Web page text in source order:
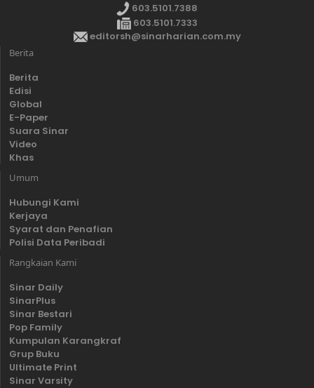
603.5101.7388
603.5101.7333
editorsh@sinarharian.com.my
Berita
Berita
Edisi
Global
E-Paper
Suara Sinar
Video
Khas
Umum
Hubungi Kami
Kerjaya
Syarat dan Penafian
Polisi Data Peribadi
Rangkaian Kami
Sinar Daily
SinarPlus
Sinar Bestari
Pop Family
Kumpulan Karangkraf
Grup Buku
Ultimate Print
Sinar Varsity